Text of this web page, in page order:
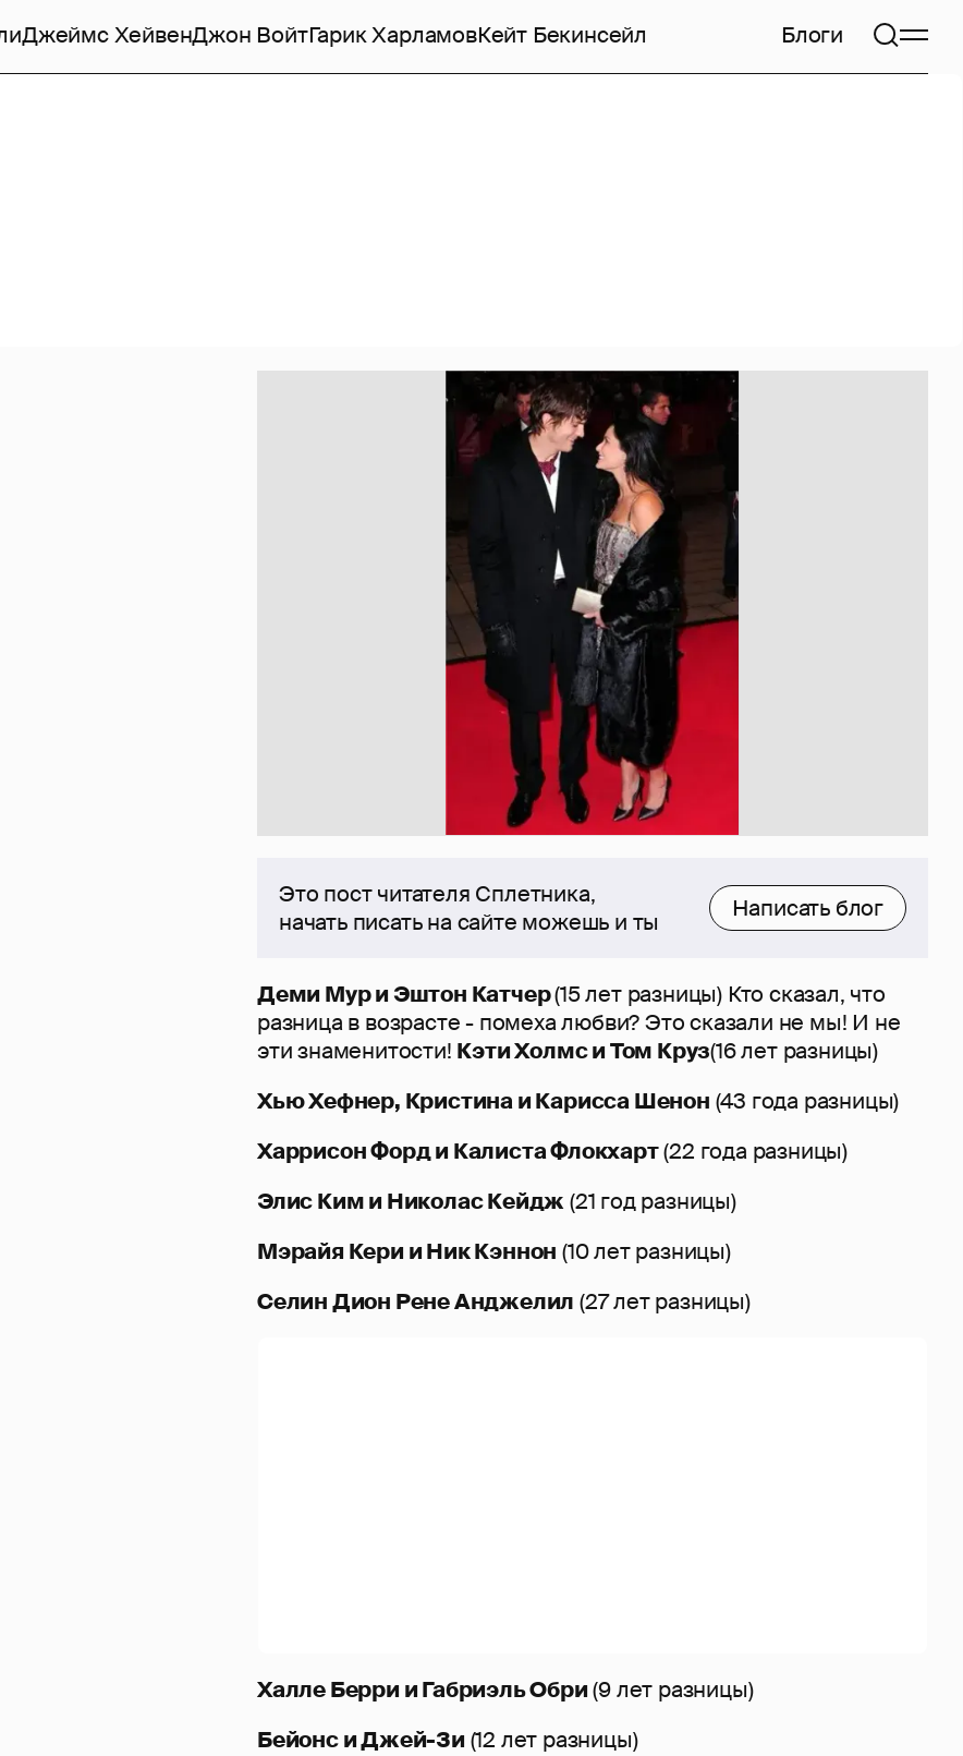
Джеймс ХейвенДжон ВойтГарик ХарламовКейт Бекинсейл Блоги
Это пост читателя Сплетника,
начать писать на сайте можешь и ты
Написать блог
Деми Мур и Эштон Катчер(15 лет разницы) Кто сказал, что
разница в возрасте - помеха любви? Это сказали не мы! И не
эти знаменитости! Кэти Холмс и Том Круз(16 лет разницы)
Хью Хефнер, Кристина и Карисса Шенон (43 года разницы)
Харрисон Форд и Калиста Флокхарт(22 года разницы)
Элис Ким и Николас Кейдж(21 год разницы)
Мэрайя Кери и Ник Кэннон (10 лет разницы)
Селин Дион Рене Анджелил (27 лет разницы)
Халле Берри и Габриэль Обри(9 лет разницы)
Бейонс и Джей-Зи (12 лет разницы)